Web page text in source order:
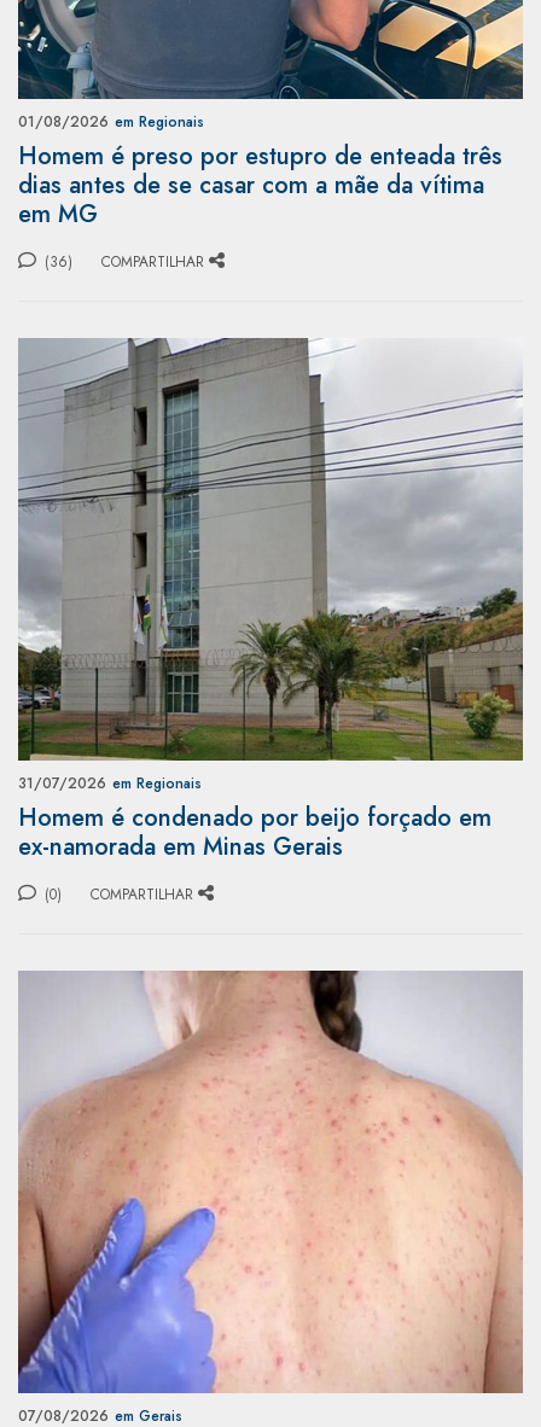
01/08/2026 em Regionais
Homem é preso por estupro de enteada três
dias antes de se casar com a mãe da vítima
em MG
(36) COMPARTILHAR
31/07/2026 em Regionais
Homem é condenado por beijo forçado em
ex-namorada em Minas Gerais
(0) COMPARTILHAR
07/08/2026 em Gerais